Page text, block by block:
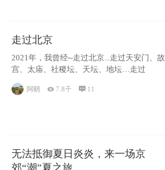
走过北京
2021年，我曾经--走过北京...走过天安门、故
宫、太庙、社稷坛、天坛、地坛…走过
阿眀 7.8千  11
无法抵御夏日炎炎，来一场京